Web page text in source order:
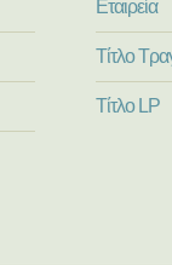
Εταιρεία
Τίτλο
Τίτλο LP